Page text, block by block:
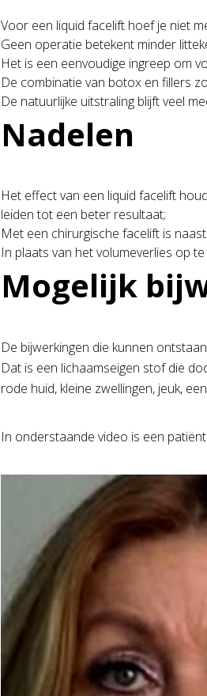
Voor een liquid facelift hoef je niet
Geen operatie betekent minder
Het is een eenvoudige ingreep om
De combinatie van botox en fillers
De natuurlijke uitstraling blijft veel
Nadelen
Het effect van een liquid facelift
leiden tot een beter resultaat;
Met een chirurgische facelift is
In plaats van het volumeverlies op
Mogelijk
De bijwerkingen die kunnen
Dat is een lichaamseigen stof die
rode huid, kleine zwellingen, jeuk,
In onderstaande video is een